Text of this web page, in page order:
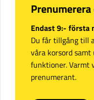
Endast 9:- första
Du får tillgång till
våra korsord
funktioner. Varmt
prenumerant.